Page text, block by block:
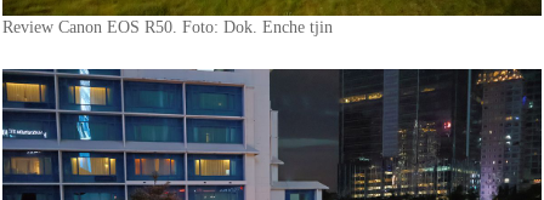
Review Canon EOS R50. Foto: Dok. Enche tjin